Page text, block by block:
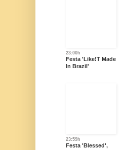
Festa 'Like!T Made
In Brazil'
23:00h
Festa 'Blessed',
23:59h